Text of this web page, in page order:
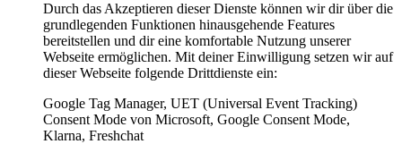
Durch das Akzeptieren dieser Dienste können wir dir über die
grundlegenden Funktionen hinausgehende Features
bereitstellen und dir eine komfortable Nutzung unserer
Webseite ermöglichen. Mit deiner Einwilligung setzen wir auf
dieser Webseite folgende Drittdienste ein:
Google Tag Manager, UET (Universal Event Tracking)
Consent Mode von Microsoft, Google Consent Mode,
Klarna, Freshchat